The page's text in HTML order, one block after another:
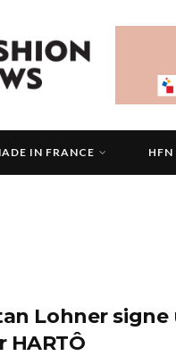
IN FRANCE
Lohner
HARTÔ